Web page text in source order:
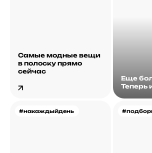
Самые модные вещи
в полоску прямо
сейчас
Еще
Теперь
#накаждыйдень